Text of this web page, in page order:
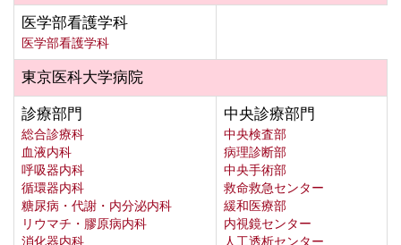
医学部看護学科
医学部看護学科
東京医科大学病院
診療部門
総合診療科
血液内科
呼吸器内科
循環器内科
糖尿病・代謝・内分泌内科
リウマチ・膠原病内科
消化器内科
中央診療部門
中央検査部
病理診断部
中央手術部
救命救急センター
緩和医療部
内視鏡センター
人工透析センター